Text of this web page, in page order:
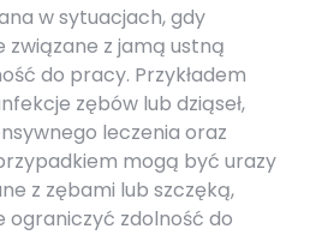
w sytuacjach, gdy
z jamą ustną
do pracy. Przykładem
zębów lub dziąseł,
leczenia oraz
mogą być urazy
z zębami lub szczęką,
ograniczyć zdolność do